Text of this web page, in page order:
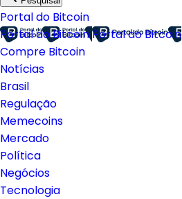
Portal do Bitcoin
Portal do BitcoinPortal do Bitcoin
Compre Bitcoin
Notícias
Brasil
Regulação
Memecoins
Mercado
Política
Negócios
Tecnologia